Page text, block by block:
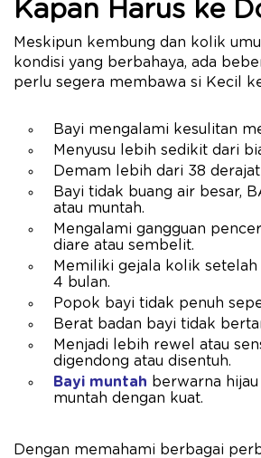
Kapan Harus ke
Meskipun kembung dan kolik
kondisi yang berbahaya, ada
perlu segera membawa si Kecil
Bayi mengalami kesulitan
Menyusu lebih sedikit dari
Demam lebih dari 38 derajat
Bayi tidak buang air besar,
atau muntah.
Mengalami gangguan
diare atau sembelit.
Memiliki gejala kolik setelah
4 bulan.
Popok bayi tidak penuh
Berat badan bayi tidak
Menjadi lebih rewel atau
digendong atau disentuh.
Bayi muntah berwarna
muntah dengan kuat.
Dengan memahami berbagai